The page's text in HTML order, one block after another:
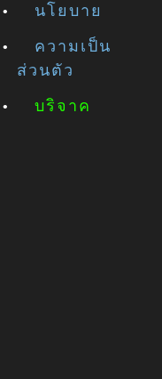
นโยบาย
ความเป็น
ส่วนตัว
บริจาค